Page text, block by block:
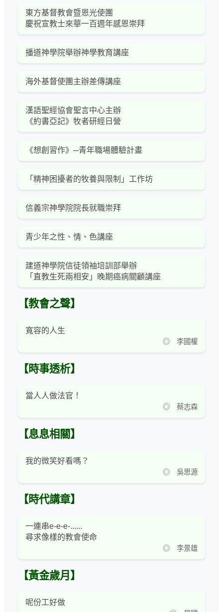
東方基督教會暨恩光使團
慶祝宣教士來華一百週年感恩崇拜
播道神學院舉辦神學教育講座
海外基督使團主辦差傳講座
漢語聖經協會聖言中心主辦
《約書亞記》牧者研經日營
《想創習作》─青年職場體驗計畫
「精神困擾者的牧養與限制」工作坊
信義宗神學院院長就職崇拜
青少年之性、情、色講座
建道神學院信徒領袖培訓部舉辦
「直教生死兩相安」晚期癌病關顧講座
【教會之聲】
寬容的人生
◎ 李國權
【時事透析】
當人人做法官！
◎ 蔡志森
【息息相關】
我的微笑好看嗎？
◎ 吳思源
【時代講章】
一連串e-e-e-......
尋求像樣的教會使命
◎ 李景雄
【黃金歲月】
呢份工好做